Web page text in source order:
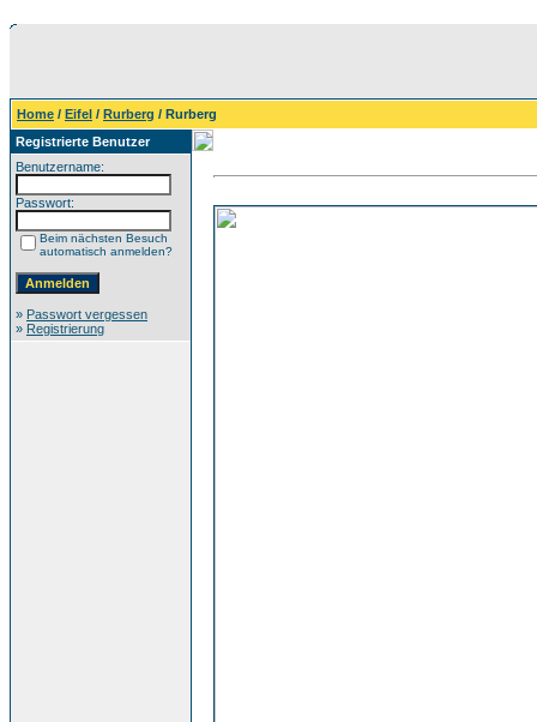
Home / Eifel / Rurberg / Rurberg
Registrierte Benutzer
Benutzername:
Passwort:
Beim nächsten Besuch
automatisch anmelden?
» Passwort vergessen
» Registrierung